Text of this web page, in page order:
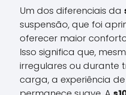
Um dos diferenciais da
suspensão, que foi
oferecer maior
Isso significa que,
irregulares ou durante
carga, a experiência